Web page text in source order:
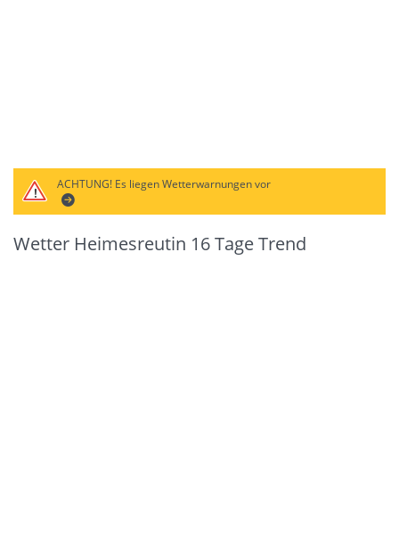
ACHTUNG!Es liegen Wetterwarnungen vor
Wetter Heimesreutin 16 Tage Trend